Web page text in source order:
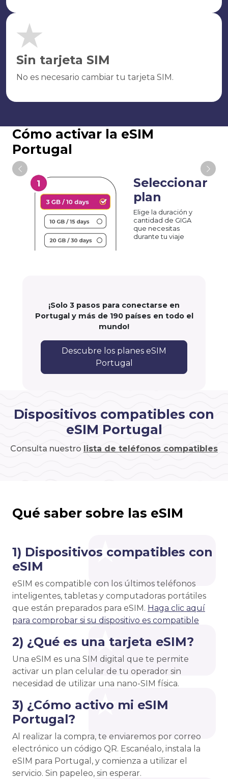
Sin tarjeta SIM
No es necesario cambiar tu tarjeta SIM.
Cómo activar la eSIM
Portugal
Seleccionar
plan
Elige la duración y
cantidad de GIGA
que necesitas
durante tu viaje
¡Solo 3 pasos para conectarse en
Portugal y más de 190 países en todo el
mundo!
Descubre los planes eSIM
Portugal
Dispositivos compatibles con
eSIM Portugal
Consulta nuestro lista de teléfonos compatibles
Qué saber sobre las eSIM
1) Dispositivos compatibles con
eSIM
eSIM es compatible con los últimos teléfonos
inteligentes, tabletas y computadoras portátiles
que están preparados para eSIM. Haga clic aquí
para comprobar si su dispositivo es compatible
2) ¿Qué es una tarjeta eSIM?
Una eSIM es una SIM digital que te permite
activar un plan celular de tu operador sin
necesidad de utilizar una nano-SIM física.
3) ¿Cómo activo mi eSIM
Portugal?
Al realizar la compra, te enviaremos por correo
electrónico un código QR. Escanéalo, instala la
eSIM para Portugal, y comienza a utilizar el
servicio. Sin papeleo, sin esperar.